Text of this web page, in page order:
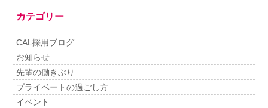
カテゴリー
CAL採用ブログ
お知らせ
先輩の働きぶり
プライベートの過ごし方
イベント